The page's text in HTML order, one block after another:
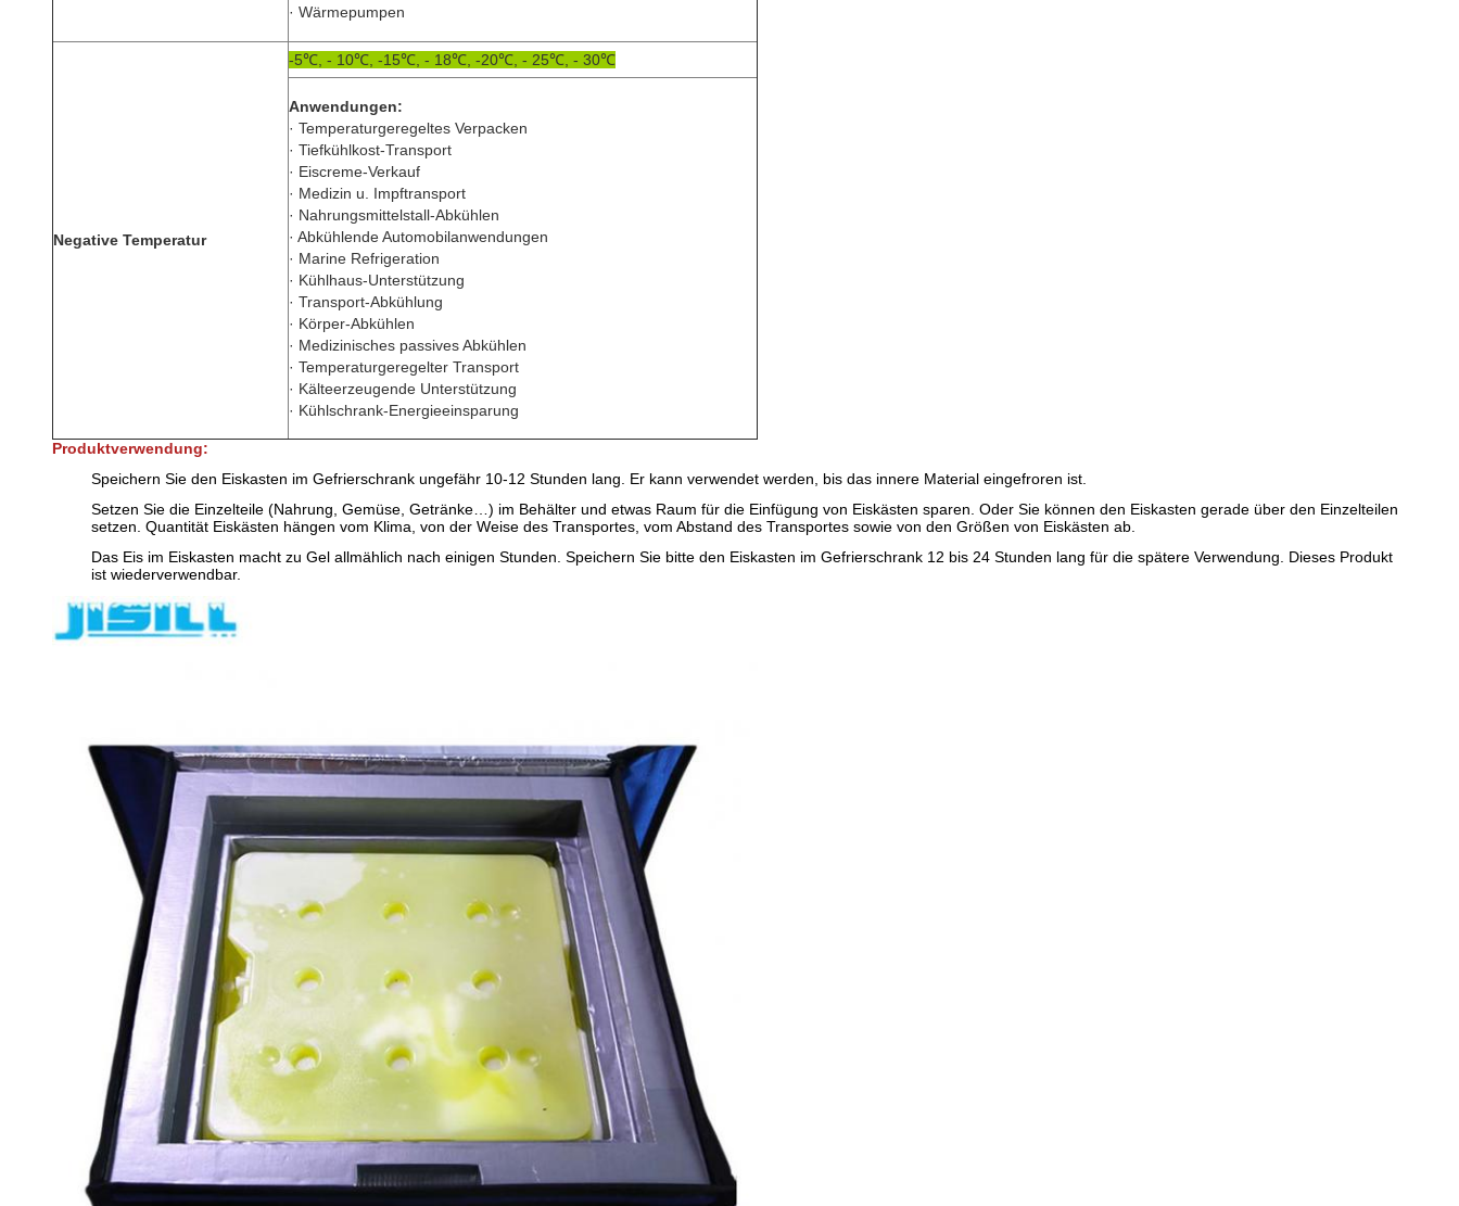
· Wärmepumpen
Negative Temperatur
-5℃, - 10℃, -15℃, - 18℃, -20℃, - 25℃, - 30℃
Anwendungen:
· Temperaturgeregeltes Verpacken
· Tiefkühlkost-Transport
· Eiscreme-Verkauf
· Medizin u. Impftransport
· Nahrungsmittelstall-Abkühlen
· Abkühlende Automobilanwendungen
· Marine Refrigeration
· Kühlhaus-Unterstützung
· Transport-Abkühlung
· Körper-Abkühlen
· Medizinisches passives Abkühlen
· Temperaturgeregelter Transport
· Kälteerzeugende Unterstützung
· Kühlschrank-Energieeinsparung
Produktverwendung:
Speichern Sie den Eiskasten im Gefrierschrank ungefähr 10-12 Stunden lang. Er kann verwendet werden, bis das innere Material eingefroren ist.
Setzen Sie die Einzelteile (Nahrung, Gemüse, Getränke…) im Behälter und etwas Raum für die Einfügung von Eiskästen sparen. Oder Sie können den Eiskasten gerade über den Einzelteilen
setzen. Quantität Eiskästen hängen vom Klima, von der Weise des Transportes, vom Abstand des Transportes sowie von den Größen von Eiskästen ab.
Das Eis im Eiskasten macht zu Gel allmählich nach einigen Stunden. Speichern Sie bitte den Eiskasten im Gefrierschrank 12 bis 24 Stunden lang für die spätere Verwendung. Dieses Produkt
ist wiederverwendbar.